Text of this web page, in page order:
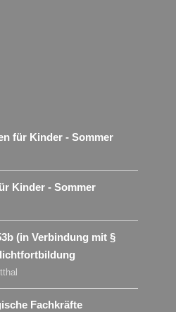
für Kinder - Sommer
Kinder - Sommer
(in Verbindung mit §
Fachkräfte